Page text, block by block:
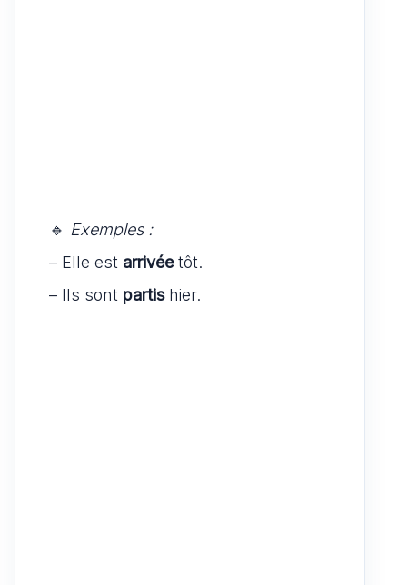
🔹 Exemples :
– Elle est arrivéetôt.
– Ils sont partishier.